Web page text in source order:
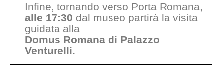
Infine, tornando verso Porta Romana,
alle 17:30 dal museo partirà la visita
guidata alla
Domus Romana di Palazzo
Venturelli.